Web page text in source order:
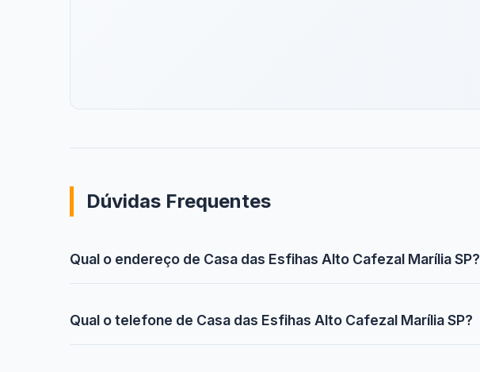
Dúvidas Frequentes
Qual o endereço de Casa das Esfihas Alto Cafezal Marília SP?
Qual o telefone de Casa das Esfihas Alto Cafezal Marília SP?